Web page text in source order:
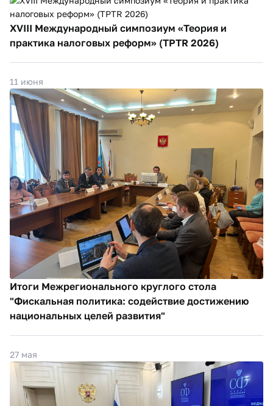
XVIII Международный симпозиум «Теория и
практика налоговых реформ» (TPTR 2026)
11 июня
Итоги Межрегионального круглого стола
"Фискальная политика: содействие достижению
национальных целей развития"
27 мая